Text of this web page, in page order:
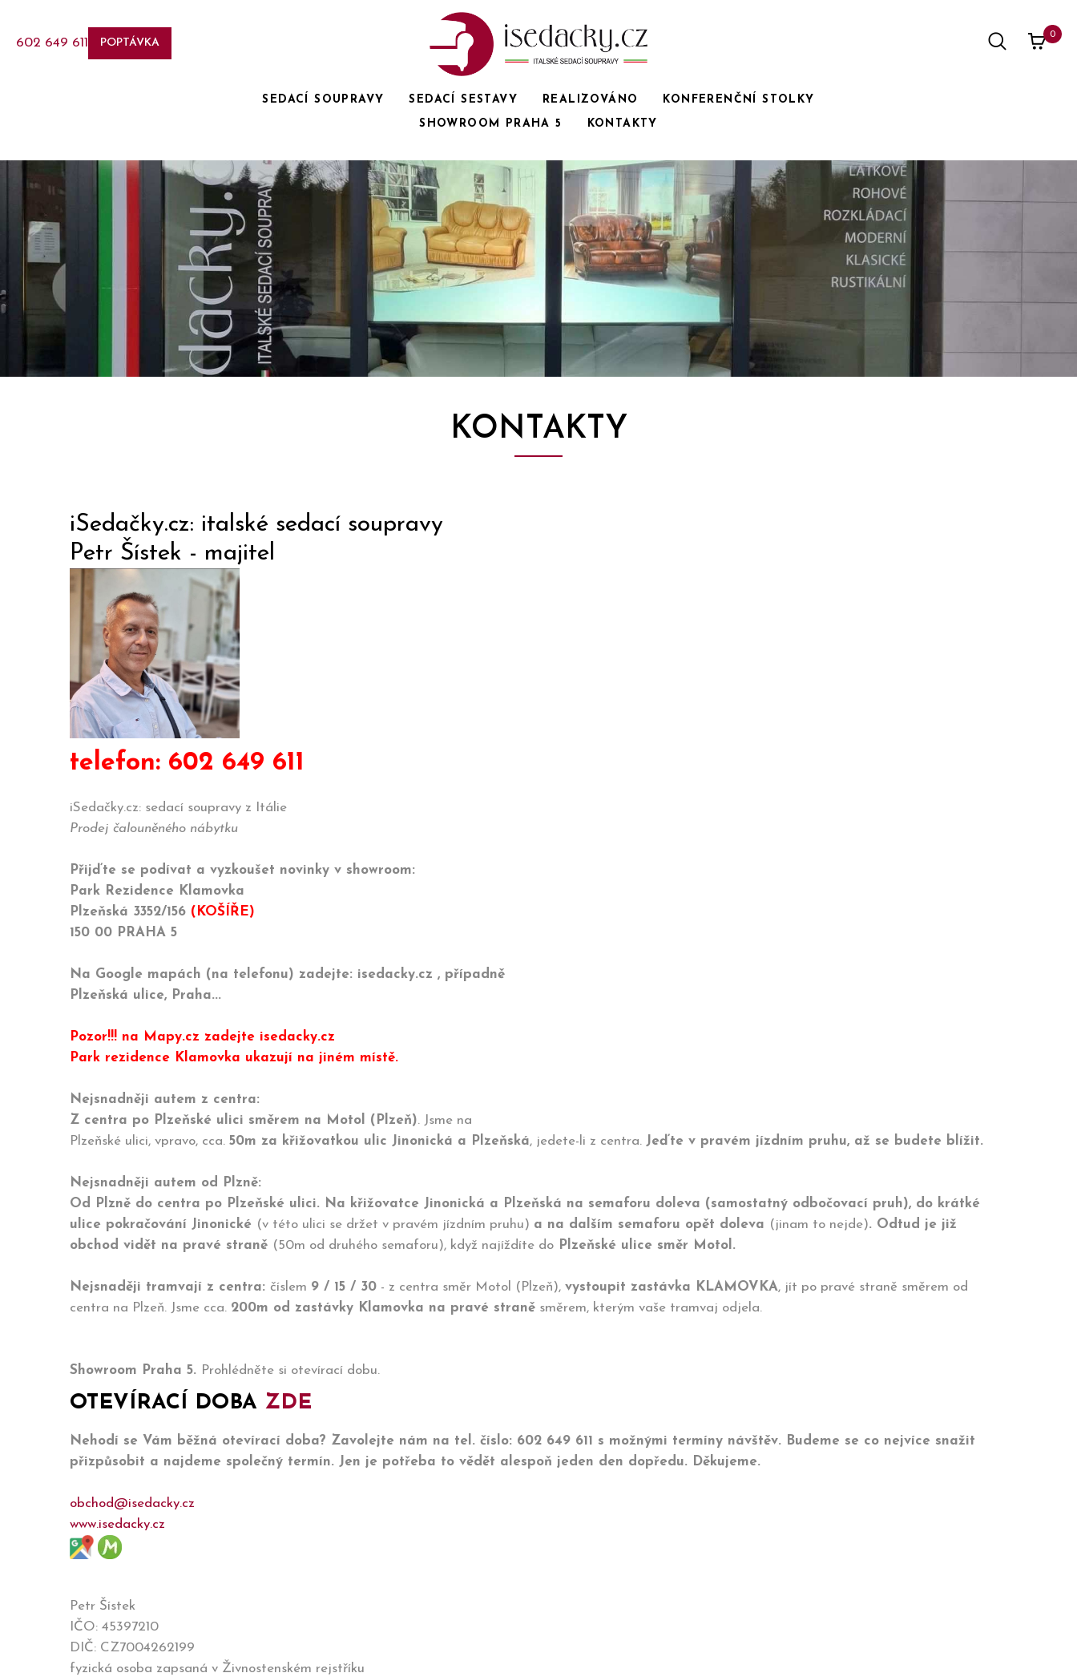
602 649 611 POPTÁVKA
SEDACÍ SOUPRAVY SEDACÍ SESTAVY REALIZOVÁNO
KONFERENČNÍ STOLKY
SHOWROOM PRAHA 5
KONTAKTY
0
KONTAKTY
iSedačky.cz: italské sedací soupravy
Petr Šístek - majitel
telefon: 602 649 611
iSedačky.cz: sedací soupravy z Itálie
Prodej čalouněného nábytku
Přijďte se podívat a vyzkoušet novinky v showroom:
Park Rezidence Klamovka
Plzeňská 3352/156 (KOŠÍŘE)
150 00 PRAHA 5
Na Google mapách (na telefonu) zadejte: isedacky.cz , případně
Plzeňská ulice, Praha...
Pozor!!! na Mapy.cz zadejte isedacky.cz
Park rezidence Klamovka ukazují na jiném místě.
Nejsnadněji autem z centra:
Z centra po Plzeňské ulici směrem na Motol (Plzeň). Jsme na
Plzeňské ulici, vpravo, cca. 50m za křižovatkou ulic Jinonická a Plzeňská, jedete-li z centra. Jeďte v pravém jízdním pruhu, až se budete blížit.
Nejsnadněji autem od Plzně:
Od Plzně do centra po Plzeňské ulici. Na křižovatce Jinonická a Plzeňská na semaforu doleva (samostatný odbočovací pruh), do krátké
ulice pokračování Jinonické (v této ulici se držet v pravém jízdním pruhu) a na dalším semaforu opět doleva (jinam to nejde). Odtud je již
obchod vidět na pravé straně (50m od druhého semaforu), když najíždíte do Plzeňské ulice směr Motol.
Nejsnaději tramvají z centra: číslem 9 / 15 / 30 - z centra směr Motol (Plzeň), vystoupit zastávka KLAMOVKA, jít po pravé straně směrem od
centra na Plzeň. Jsme cca. 200m od zastávky Klamovka na pravé straně směrem, kterým vaše tramvaj odjela.
Showroom Praha 5. Prohlédněte si otevírací dobu.
OTEVÍRACÍ DOBA ZDE
Nehodí se Vám běžná otevírací doba? Zavolejte nám na tel. číslo: 602 649 611 s možnými termíny návštěv. Budeme se co nejvíce snažit
přizpůsobit a najdeme společný termín. Jen je potřeba to vědět alespoň jeden den dopředu. Děkujeme.
obchod@isedacky.cz
www.isedacky.cz
Petr Šístek
IČO: 45397210
DIČ: CZ7004262199
fyzická osoba zapsaná v Živnostenském rejstříku